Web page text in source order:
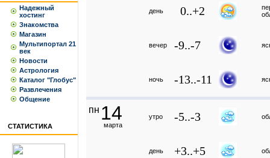
Надежный
хостинг
Знакомства
Магазин
Мультипортал 21
век
Новости
Астрология
Каталог "Глобус"
Развлечения
Общение
СТАТИСТИКА
день 0..+2
вечер -9..-7
ночь -13..-11
пн 14
марта
утро -5..-3
день +3..+5